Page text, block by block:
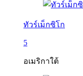
ทัวร์เม็กซิโก
5
อเมริกาใต้